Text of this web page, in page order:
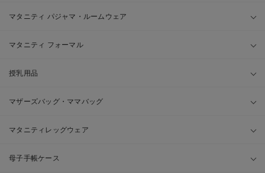
マタニティ パジャマ・ルームウェア
マタニティ フォーマル
授乳用品
マザーズバッグ・ママバッグ
マタニティレッグウェア
母子手帳ケース